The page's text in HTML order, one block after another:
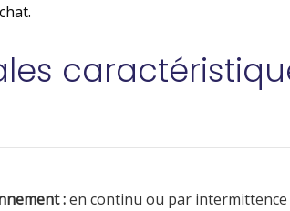
:en continu ou par intermittence